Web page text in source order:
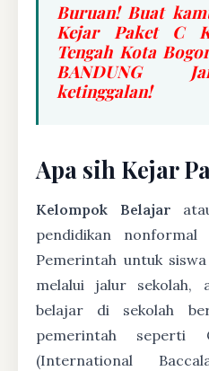
Buruan! Buat
Kejar Paket C
Tengah Kota
BANDUNG
ketinggalan!
Apa sih Kejar
Kelompok Belajar
pendidikan
Pemerintah untuk
melalui jalur sekolah,
belajar di sekolah
pemerintah seperti
(International